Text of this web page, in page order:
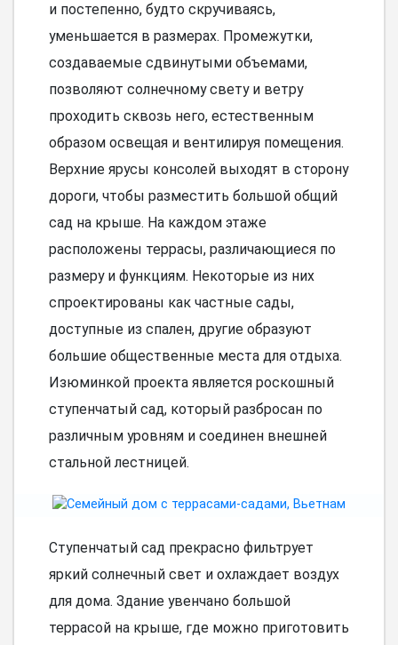
и постепенно, будто скручиваясь,
уменьшается в размерах. Промежутки,
создаваемые сдвинутыми объемами,
позволяют солнечному свету и ветру
проходить сквозь него, естественным
образом освещая и вентилируя помещения.
Верхние ярусы консолей выходят в сторону
дороги, чтобы разместить большой общий
сад на крыше. На каждом этаже
расположены террасы, различающиеся по
размеру и функциям. Некоторые из них
спроектированы как частные сады,
доступные из спален, другие образуют
большие общественные места для отдыха.
Изюминкой проекта является роскошный
ступенчатый сад, который разбросан по
различным уровням и соединен внешней
стальной лестницей.
Ступенчатый сад прекрасно фильтрует
яркий солнечный свет и охлаждает воздух
для дома. Здание увенчано большой
террасой на крыше, где можно приготовить